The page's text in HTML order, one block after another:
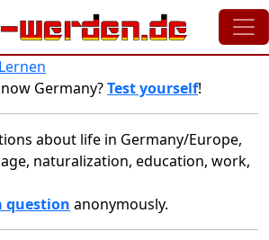
Germany?Test yourself!
about life in Germany/Europe,
naturalization, education, work,
question anonymously.